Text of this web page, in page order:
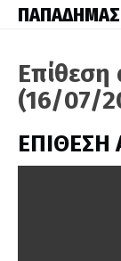
ΠΑΠΑΔΗΜΑΣ
(16/07/